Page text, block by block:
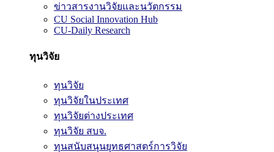
ข่าวสารงานวิจัยและนวัตกรรม
CU Social Innovation Hub
CU-Daily Research
ทุนวิจัย
ทุนวิจัย
ทุนวิจัยในประเทศ
ทุนวิจัยต่างประเทศ
ทุนวิจัย สบจ.
ทุนสนับสนุนยุทธศาสตร์การวิจัย